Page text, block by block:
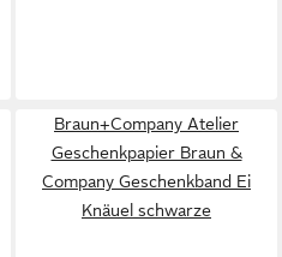
Braun+Company Atelier
Geschenkpapier Braun &
Company Geschenkband Ei
Knäuel schwarze